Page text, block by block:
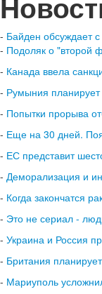
- Байден обсуждает
- Подоляк о "второй
- Канада ввела
- Румыния
- Попытки прорыва
- Еще на 30 дней.
- ЕС представит
- Деморализация и
- Когда закончатся
- Это не сериал -
- Украина и Россия
- Британия
- Мариуполь